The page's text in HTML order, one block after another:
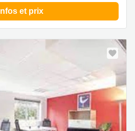
Infos et prix